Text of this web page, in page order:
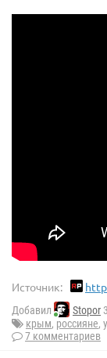
Источник:
Добавил Stopor
крым, россияне,
7 комментариев